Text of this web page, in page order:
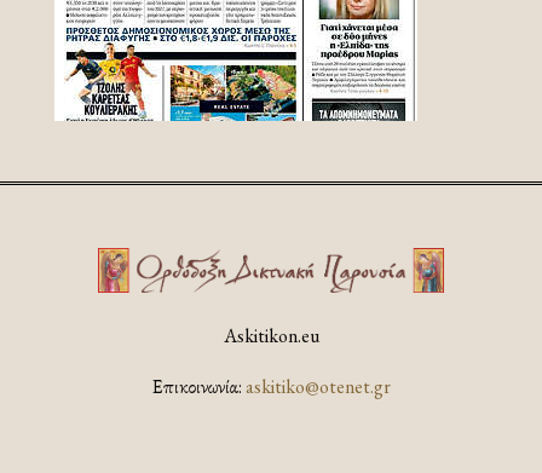
Askitikon.eu
Επικοινωνία:askitiko@otenet.gr